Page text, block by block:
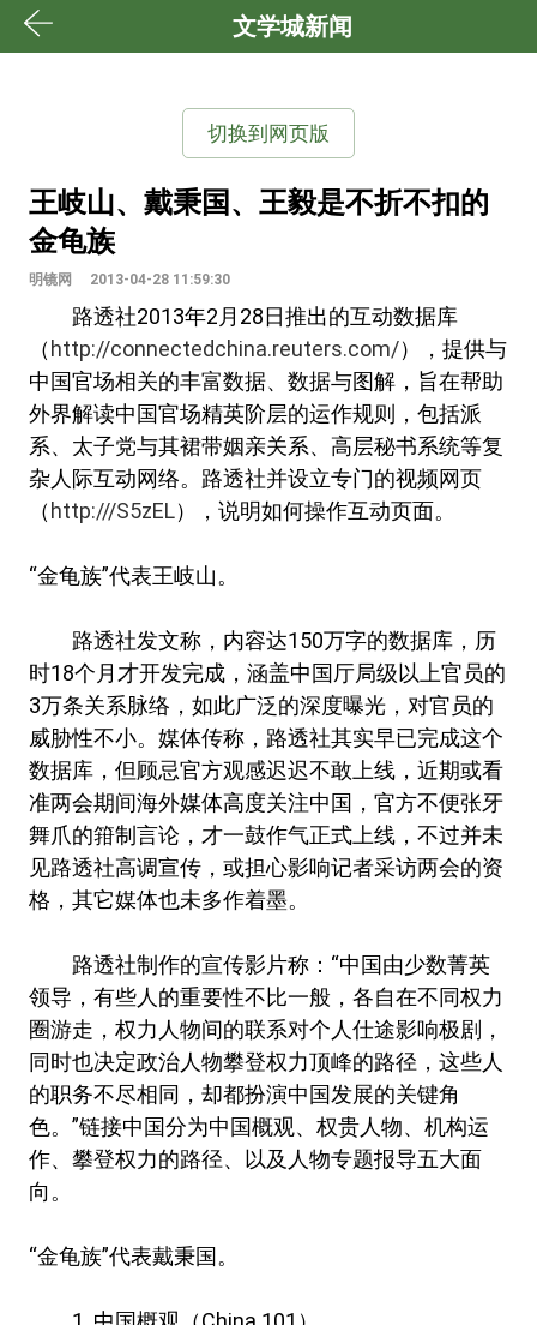
文学城新闻
切换到网页版
王岐山、戴秉国、王毅是不折不扣的
金龟族
明镜网 2013-04-28 11:59:30
路透社2013年2月28日推出的互动数据库
（ http://connectedchina.reuters.com/），提供与
中国官场相关的丰富数据、数据与图解，旨在帮助
外界解读中国官场精英阶层的运作规则，包括派
系、太子党与其裙带姻亲关系、高层秘书系统等复
杂人际互动网络。路透社并设立专门的视频网页
（ http:///S5zEL），说明如何操作互动页面。
“金龟族”代表王岐山。
路透社发文称，内容达150万字的数据库，历
时18个月才开发完成，涵盖中国厅局级以上官员的
3万条关系脉络，如此广泛的深度曝光，对官员的
威胁性不小。媒体传称，路透社其实早已完成这个
数据库，但顾忌官方观感迟迟不敢上线，近期或看
准两会期间海外媒体高度关注中国，官方不便张牙
舞爪的箝制言论，才一鼓作气正式上线，不过并未
见路透社高调宣传，或担心影响记者采访两会的资
格，其它媒体也未多作着墨。
路透社制作的宣传影片称：“中国由少数菁英
领导，有些人的重要性不比一般，各自在不同权力
圈游走，权力人物间的联系对个人仕途影响极剧，
同时也决定政治人物攀登权力顶峰的路径，这些人
的职务不尽相同，却都扮演中国发展的关键角
色。”链接中国分为中国概观、权贵人物、机构运
作、攀登权力的路径、以及人物专题报导五大面
向。
“金龟族”代表戴秉国。